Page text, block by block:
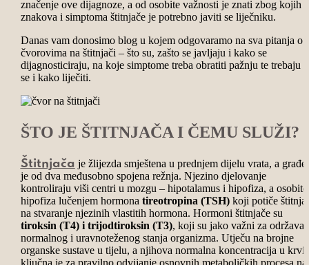
značenje ove dijagnoze, a od osobite važnosti je znati zbog kojih
znakova i simptoma štitnjače je potrebno javiti se liječniku.
Danas vam donosimo blog u kojem odgovaramo na sva pitanja o
čvorovima na štitnjači – što su, zašto se javljaju i kako se
dijagnosticiraju, na koje simptome treba obratiti pažnju te trebaju li
se i kako liječiti.
ŠTO JE ŠTITNJAČA I ČEMU SLUŽI?
Štitnjača je žlijezda smještena u prednjem dijelu vrata, a
je od dva međusobno spojena režnja. Njezino djelovanje
kontroliraju viši centri u mozgu – hipotalamus i hipofiza, a osobito
hipofiza lučenjem hormona tireotropina (TSH)koji potiče
na stvaranje njezinih vlastitih hormona. Hormoni štitnjače su
tiroksin (T4) i trijodtiroksin (T3), koji su jako važni za
normalnog i uravnoteženog stanja organizma. Utječu na brojne
organske sustave u tijelu, a njihova normalna koncentracija u krvi